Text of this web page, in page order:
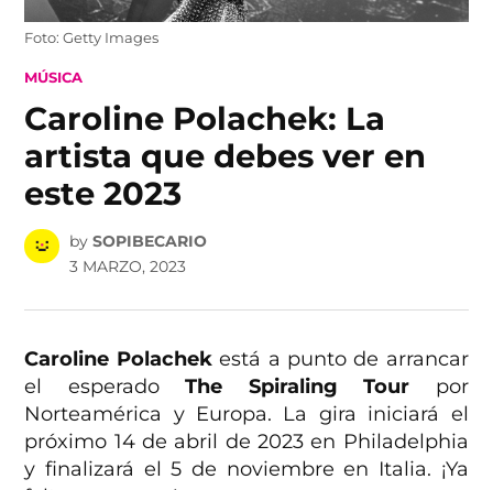
Foto: Getty Images
POSTED
MÚSICA
Caroline Polachek: La
artista que debes ver en
este 2023
by SOPIBECARIO
3 MARZO, 2023
Caroline Polachekestá a punto de arrancar
el esperadoThe Spiraling Tour por
Norteamérica y Europa. La gira iniciará el
próximo 14 de abril de 2023 en Philadelphia
y finalizará el 5 de noviembre en Italia. ¡Ya